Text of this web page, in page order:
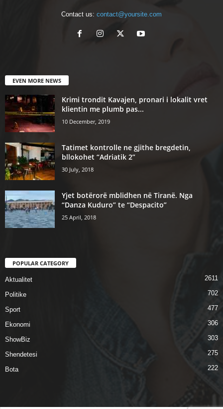
Contact us: contact@yoursite.com
EVEN MORE NEWS
Krimi trondit Kavajen, pronari i lokalit vret
klientin me plumb pas...
10 December, 2019
Tatimet kontrolle ne gjithe bregdetin,
bllokohet “Adriatik 2”
30 July, 2018
Yjet botërorë mblidhen në Tiranë. Nga
“Danza Kuduro” te “Despacito”
25 April, 2018
POPULAR CATEGORY
Aktualitet 2611
Politike 702
Sport 477
Ekonomi 306
ShowBiz 303
Shendetesi 275
Bota 222